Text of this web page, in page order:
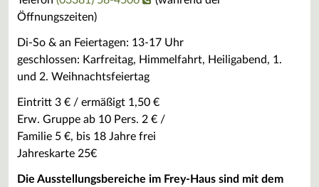
Öffnungszeiten)
Di-So & an Feiertagen: 13-17 Uhr
geschlossen: Karfreitag, Himmelfahrt, Heiligabend, 1.
und 2. Weihnachtsfeiertag
Eintritt 3 € / ermäßigt 1,50 €
Erw. Gruppe ab 10 Pers. 2 € /
Familie 5 €, bis 18 Jahre frei
Jahreskarte 25€
Die Ausstellungsbereiche im Frey-Haus sind mit dem